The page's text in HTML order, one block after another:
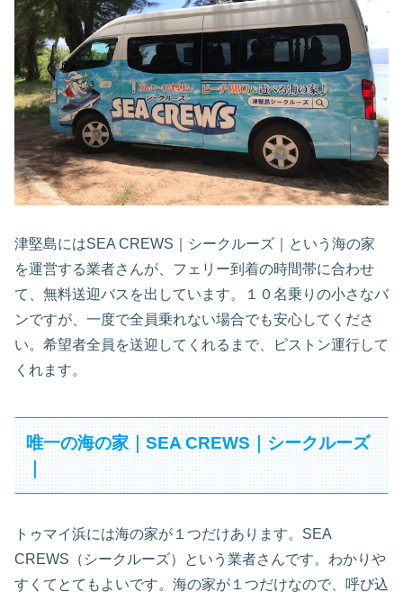
津堅島にはSEA CREWS｜シークルーズ｜という海の家
を運営する業者さんが、フェリー到着の時間帯に合わせ
て、無料送迎バスを出しています。１０名乗りの小さなバ
ンですが、一度で全員乗れない場合でも安心してくださ
い。希望者全員を送迎してくれるまで、ピストン運行して
くれます。
唯一の海の家｜SEA CREWS｜シークルーズ
｜
トゥマイ浜には海の家が１つだけあります。SEA
CREWS（シークルーズ）という業者さんです。わかりや
すくてとてもよいです。海の家が１つだけなので、呼び込